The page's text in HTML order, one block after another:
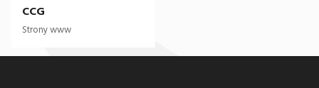
CCG
Strony www